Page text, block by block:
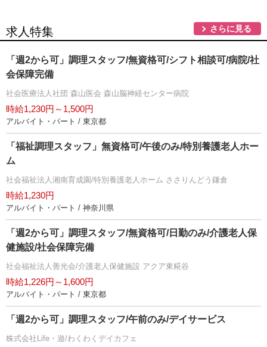
求人特集 さらに見る
「週2から可」調理スタッフ/無資格可/シフト相談可/病院/社
会保障完備
社会医療法人社団 森山医会 森山脳神経センター病院
時給1,230円～1,500円
アルバイト・パート / 東京都
「福祉調理スタッフ」無資格可/午後のみ/特別養護老人ホー
ム
社会福祉法人湘南育成園/特別養護老人ホーム ささりんどう鎌倉
時給1,230円
アルバイト・パート / 神奈川県
「週2から可」調理スタッフ/無資格可/日勤のみ/介護老人保
健施設/社会保障完備
社会福祉法人善光会/介護老人保健施設 アクア東糀谷
時給1,226円～1,600円
アルバイト・パート / 東京都
「週2から可」調理スタッフ/午前のみ/デイサービス
株式会社Life・遊/わくわくデイカフェ